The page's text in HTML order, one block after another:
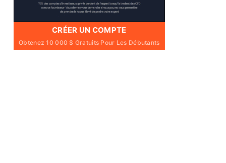
CRÉER UN COMPTE
Obtenez 10 000 $ Gratuits Pour Les Débutants